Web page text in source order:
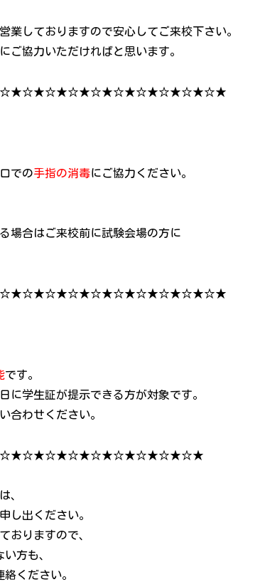
業しておりますので安心してご来校下さい。
ご協力いただければと思います。
での手指の消毒にご協力ください。
場合はご来校前に試験会場の方に
です。
に学生証が提示できる方が対象です。
合わせください。
、
し出ください。
おりますので、
方も、
ください。